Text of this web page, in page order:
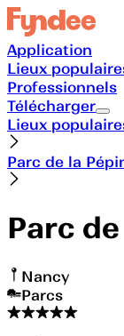
Application
Lieux
Professionnels
Télécharger
Lieux
Parc de la
Parc
Nancy
Parcs